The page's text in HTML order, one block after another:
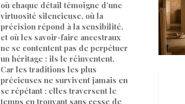
où chaque détail témoigne d’une
virtuosité silencieuse, où la
précision répond à la sensibilité,
et où les savoir-faire ancestraux
ne se contentent pas de perpétuer
un héritage : ils le réinventent.
Car les traditions les plus
précieuses ne survivent jamais en
se répétant ; elles traversent le
temps en trouvant sans cesse de